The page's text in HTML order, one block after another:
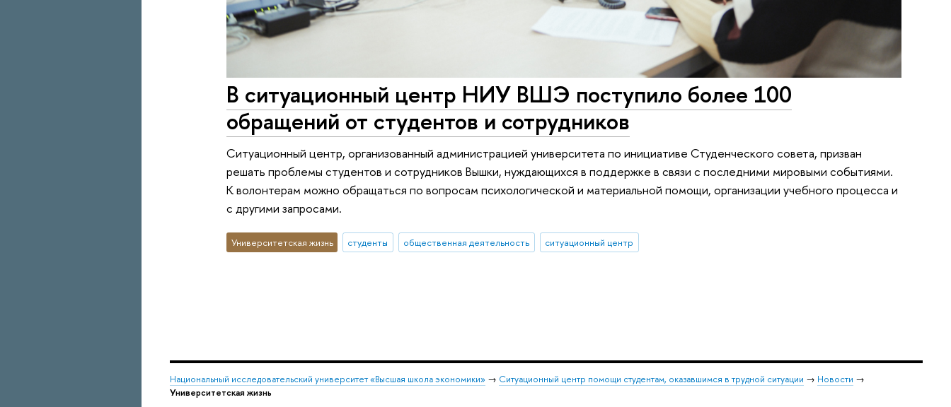
В ситуационный центр НИУ ВШЭ поступило более 100
обращений от студентов и сотрудников
Ситуационный центр, организованный администрацией университета по инициативе Студенческого совета, призван
решать проблемы студентов и сотрудников Вышки, нуждающихся в поддержке в связи с последними мировыми событиями.
К волонтерам можно обращаться по вопросам психологической и материальной помощи, организации учебного процесса и
с другими запросами.
Университетская жизнь студенты общественная деятельность ситуационный центр
Национальный исследовательский университет «Высшая школа экономики» → Ситуационный центр помощи студентам, оказавшимся в трудной ситуации → Новости →
Университетская жизнь